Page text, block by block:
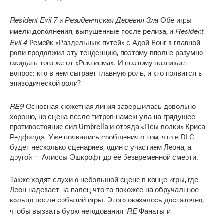
Resident Evil 7и Резидентская Деревня Зла Обе игры
имели дополнения, выпущенные после релиза, и Resident
Evil 4 Ремейк «Раздельных путей» с Адой Вонг в главной
роли продолжил эту тенденцию, поэтому вполне разумно
ожидать того же от «Реквиема». И поэтому возникает
вопрос: кто в нем сыграет главную роль, и кто появится в
эпизодической роли?
RE9Основная сюжетная линия завершилась довольно
хорошо, но сцена после титров намекнула на грядущее
противостояние сил Umbrella и отряда «Псы-волки» Криса
Редфилда. Уже появились сообщения о том, что в DLC
будет несколько сценариев, один с участием Леона, а
другой — Алиссы Эшкрофт до её безвременной смерти.
Также ходят слухи о небольшой сцене в конце игры, где
Леон надевает на палец что-то похожее на обручальное
кольцо после событий игры. Этого оказалось достаточно,
чтобы вызвать бурю негодования. RE Фанаты и